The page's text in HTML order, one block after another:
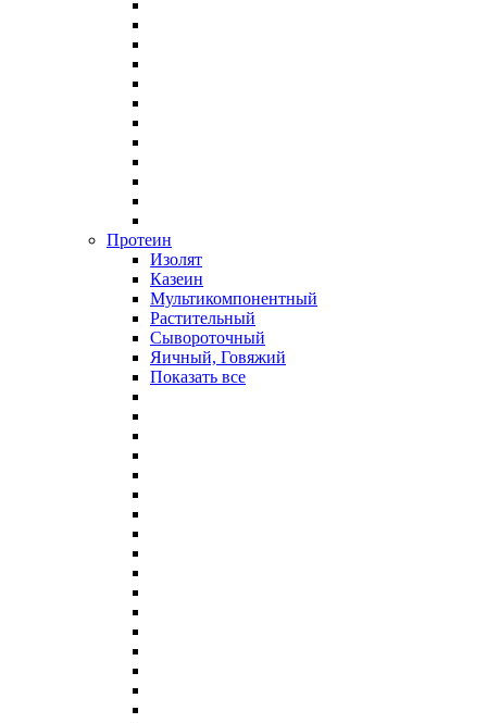
Протеин
Изолят
Казеин
Мультикомпонентный
Растительный
Сывороточный
Яичный, Говяжий
Показать все